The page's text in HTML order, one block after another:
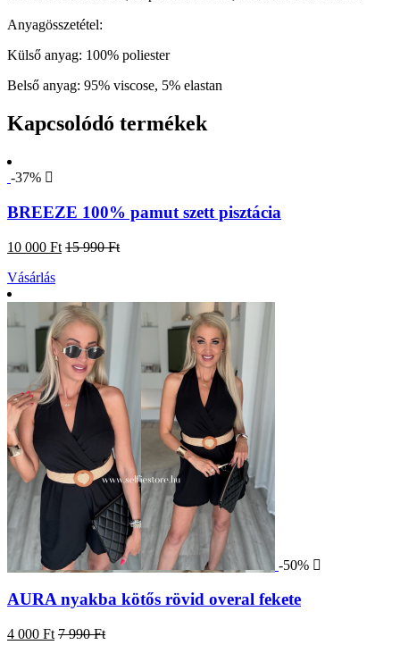
Anyagösszetétel:
Külső anyag: 100% poliester
Belső anyag: 95% viscose, 5% elastan
Kapcsolódó termékek
-37%
BREEZE 100% pamut szett pisztácia
10 000 Ft 15 990 Ft
Vásárlás
-50%
AURA nyakba kötős rövid overal fekete
4 000 Ft 7 990 Ft